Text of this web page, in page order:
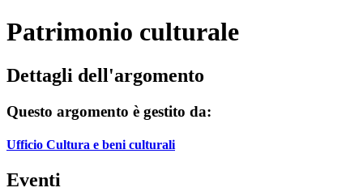
Patrimonio culturale
Dettagli dell'argomento
Questo argomento è gestito da:
Ufficio Cultura e beni culturali
Eventi